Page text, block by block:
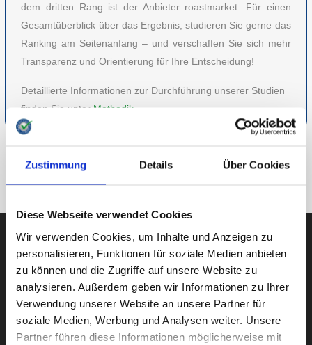
Zustimmung Details Über Cookies
Diese Webseite verwendet Cookies
Wir verwenden Cookies, um Inhalte und Anzeigen zu
personalisieren, Funktionen für soziale Medien anbieten
zu können und die Zugriffe auf unsere Website zu
analysieren. Außerdem geben wir Informationen zu Ihrer
Verwendung unserer Website an unsere Partner für
soziale Medien, Werbung und Analysen weiter. Unsere
Partner führen diese Informationen möglicherweise mit
dem dritten Rang ist der Anbieter roastmarket. Für einen
Gesamtüberblick über das Ergebnis, studieren Sie gerne das
Ranking am Seitenanfang – und verschaffen Sie sich mehr
Transparenz und Orientierung für Ihre Entscheidung!
Detaillierte Informationen zur Durchführung unserer Studien
finden Sie unter Methodik
ZUR ÜBERSICHT
AUBII GMBH
Große Bleichen 21